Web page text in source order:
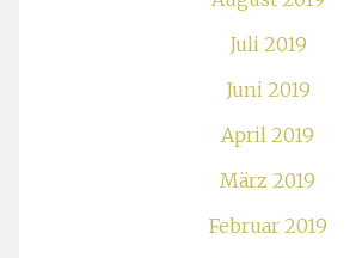
Juli 2019
Juni 2019
April 2019
März 2019
Februar 2019